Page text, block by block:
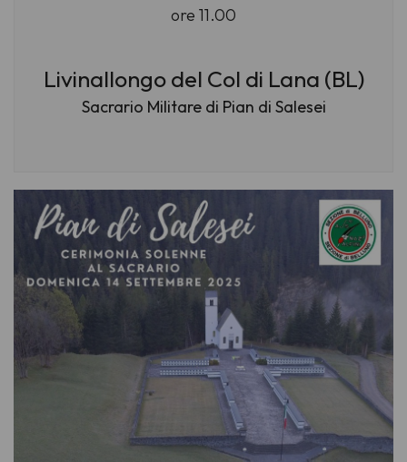
ore 11.00
Livinallongo del Col di Lana (BL)
Sacrario Militare di Pian di Salesei